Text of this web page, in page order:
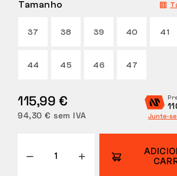
DEVOLUÇÕES
Tamanho
37 38 39 40 41
44 45 46 47
115,99 €
94,30 € sem IVA Junte-se